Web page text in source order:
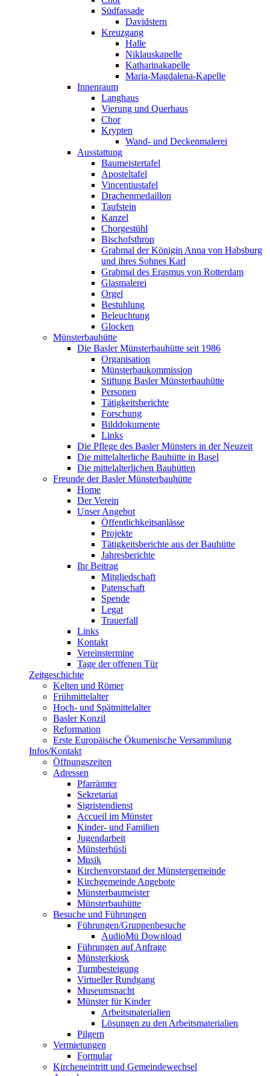
Südfassade
Davidstern
Kreuzgang
Halle
Niklauskapelle
Katharinakapelle
Maria-Magdalena-Kapelle
Innenraum
Langhaus
Vierung und Querhaus
Chor
Krypten
Wand- und Deckenmalerei
Ausstattung
Baumeistertafel
Aposteltafel
Vincentiustafel
Drachenmedaillon
Taufstein
Kanzel
Chorgestühl
Bischofsthron
Grabmal der Königin Anna von Habsburg
und ihres Sohnes Karl
Grabmal des Erasmus von Rotterdam
Glasmalerei
Orgel
Bestuhlung
Beleuchtung
Glocken
Münsterbauhütte
Die Basler Münsterbauhütte seit 1986
Organisation
Münsterbaukommission
Stiftung Basler Münsterbauhütte
Personen
Tätigkeitsberichte
Forschung
Bilddokumente
Links
Die Pflege des Basler Münsters in der Neuzeit
Die mittelalterliche Bauhütte in Basel
Die mittelalterlichen Bauhütten
Freunde der Basler Münsterbauhütte
Home
Der Verein
Unser Angebot
Öffentlichkeitsanlässe
Projekte
Tätigkeitsberichte aus der Bauhütte
Jahresberichte
Ihr Beitrag
Mitgliedschaft
Patenschaft
Spende
Legat
Trauerfall
Links
Kontakt
Vereinstermine
Tage der offenen Tür
Zeitgeschichte
Kelten und Römer
Frühmittelalter
Hoch- und Spätmittelalter
Basler Konzil
Reformation
Erste Europäische Ökumenische Versammlung
Infos/Kontakt
Öffnungszeiten
Adressen
Pfarrämter
Sekretariat
Sigristendienst
Accueil im Münster
Kinder- und Familien
Jugendarbeit
Münsterhüsli
Musik
Kirchenvorstand der Münstergemeinde
Kirchgemeinde Angebote
Münsterbaumeister
Münsterbauhütte
Besuche und Führungen
Führungen/Gruppenbesuche
AudioMü Download
Führungen auf Anfrage
Münsterkiosk
Turmbesteigung
Virtueller Rundgang
Museumsnacht
Münster für Kinder
Arbeitsmaterialien
Lösungen zu den Arbeitsmaterialien
Pilgern
Vermietungen
Formular
Kircheneintritt und Gemeindewechsel